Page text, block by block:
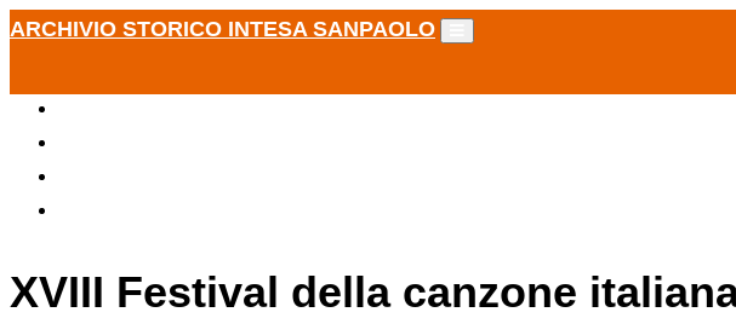
ARCHIVIO STORICO INTESA SANPAOLO
XVIII Festival della canzone